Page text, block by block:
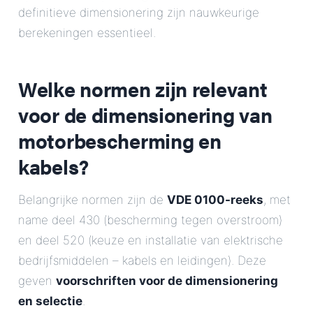
definitieve dimensionering zijn nauwkeurige
berekeningen essentieel.
Welke normen zijn relevant
voor de dimensionering van
motorbescherming en
kabels?
Belangrijke normen zijn de VDE 0100-reeks, met
name deel 430 (bescherming tegen overstroom)
en deel 520 (keuze en installatie van elektrische
bedrijfsmiddelen – kabels en leidingen). Deze
geven voorschriften voor de dimensionering
en selectie.